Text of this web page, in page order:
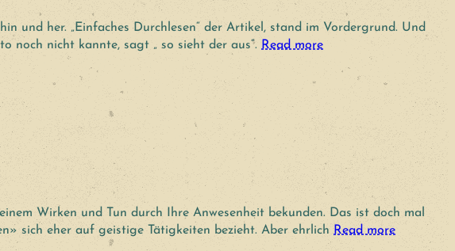
und her. „Einfaches Durchlesen“ der Artikel, stand im Vordergrund. Und
noch nicht kannte, sagt „ so sieht der aus“. Read more
Wirken und Tun durch Ihre Anwesenheit bekunden. Das ist doch mal
sich eher auf geistige Tätigkeiten bezieht. Aber ehrlich Read more